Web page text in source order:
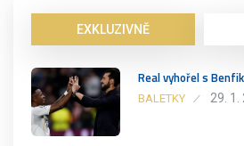
EXKLUZIVNĚ
Real vyhořel s
BALETKY 29. 1.